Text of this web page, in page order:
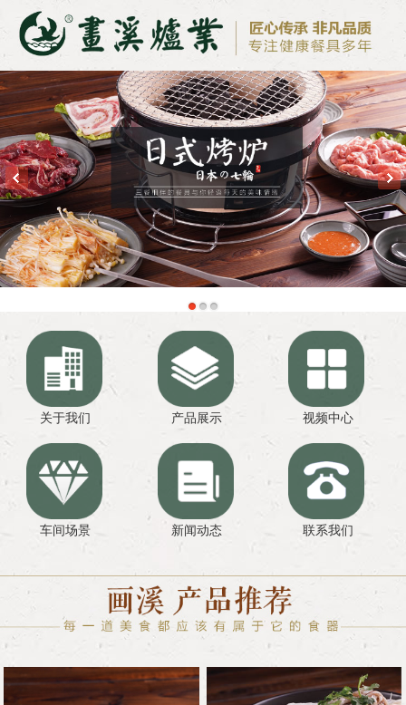
关于我们 产品展示 视频中心
车间场景 新闻动态 联系我们